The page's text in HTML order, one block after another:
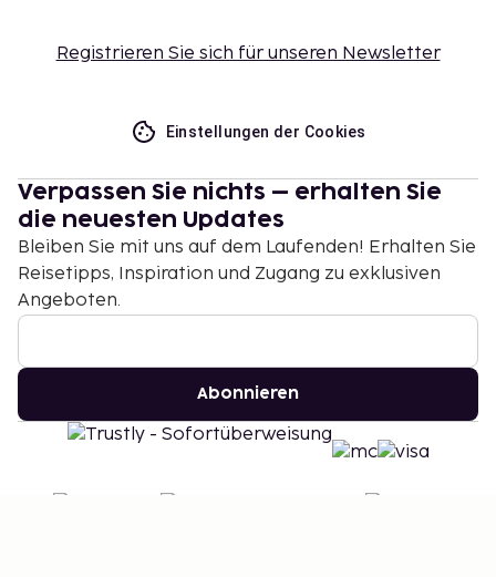
Registrieren Sie sich für unseren Newsletter
Einstellungen der Cookies
Verpassen Sie nichts – erhalten Sie
die neuesten Updates
Bleiben Sie mit uns auf dem Laufenden! Erhalten Sie
Reisetipps, Inspiration und Zugang zu exklusiven
Angeboten.
Abonnieren